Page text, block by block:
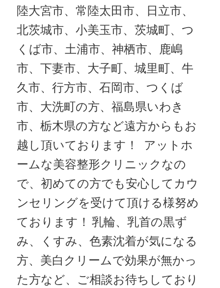
陸大宮市、常陸太田市、日立市、
北茨城市、小美玉市、茨城町、つ
くば市、土浦市、神栖市、鹿嶋
市、下妻市、大子町、城里町、牛
久市、行方市、石岡市、つくば
市、大洗町の方、福島県いわき
市、栃木県の方など遠方からもお
越し頂いております！
アットホ
ームな美容整形クリニックなの
で、初めての方でも安心してカウ
ンセリングを受けて頂ける様努め
ております！ 乳輪、乳首の黒ず
み、くすみ、色素沈着が気になる
方、美白クリームで効果が無かっ
た方など、ご相談お待ちしており